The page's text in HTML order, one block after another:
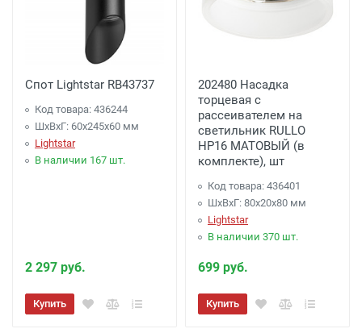
Спот Lightstar RB43737
Код товара: 436244
ШхВхГ: 60x245x60 мм
Lightstar
В наличии 167 шт.
2 297 руб.
Купить
202480 Насадка
торцевая с
рассеивателем на
светильник RULLO
HP16 МАТОВЫЙ (в
комплекте), шт
Код товара: 436401
ШхВхГ: 80x20x80 мм
Lightstar
В наличии 370 шт.
699 руб.
Купить